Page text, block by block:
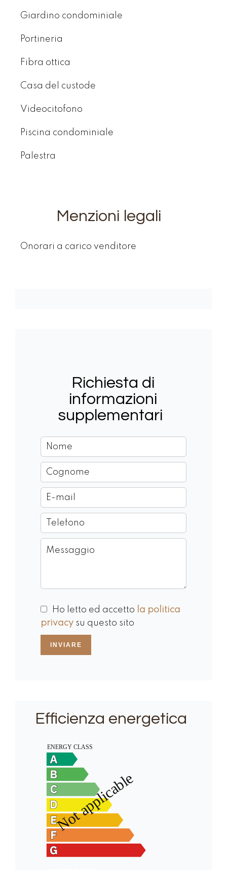
Giardino condominiale
Portineria
Fibra ottica
Casa del custode
Videocitofono
Piscina condominiale
Palestra
Menzioni legali
Onorari a carico venditore
Richiesta di
informazioni
supplementari
Ho letto ed accetto
la politica
privacy su questo sito
INVIARE
Efficienza energetica